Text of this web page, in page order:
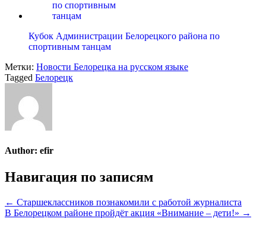
Кубок Администрации Белорецкого района по
спортивным танцам
Метки: Новости Белорецка на русском языке
Tagged Белорецк
Author: efir
Навигация по записям
← Старшеклассников познакомили с работой журналиста
В Белорецком районе пройдёт акция «Внимание – дети!» →